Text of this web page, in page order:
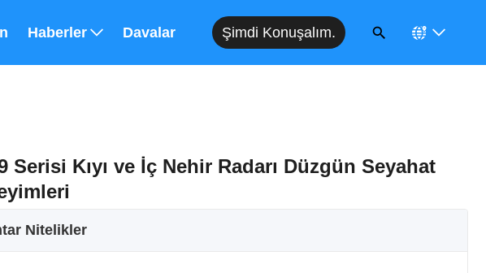
Haberler Davalar Şimdi Konuşalım.
Serisi Kıyı ve İç Nehir Radarı Düzgün Seyahat
Nitelikler